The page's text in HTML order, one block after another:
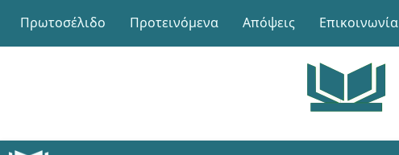
Πρωτοσέλιδο Προτεινόμενα Απόψεις Επικοινωνία